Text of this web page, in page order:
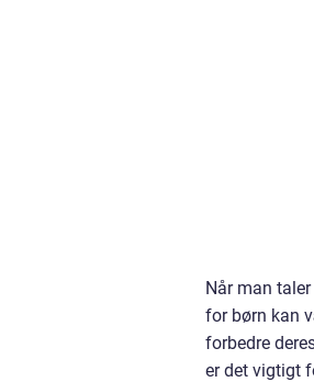
Når man
for børn kan
forbedre
er det vigtigt